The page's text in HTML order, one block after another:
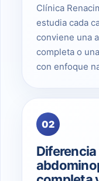
Clínica
estudia cada
conviene una
completa o
con enfoque
02